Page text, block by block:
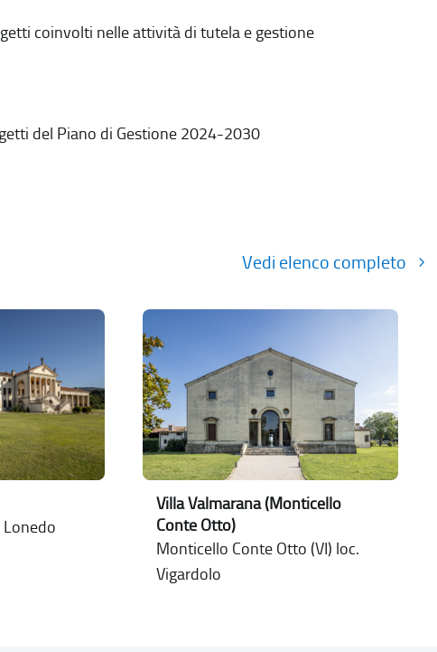
coinvolti nelle attività di tutela e gestione
del Piano di Gestione 2024-2030
Vedi elenco completo
Lonedo
Villa Valmarana (Monticello
Conte Otto)
Monticello Conte Otto (VI) loc.
Vigardolo